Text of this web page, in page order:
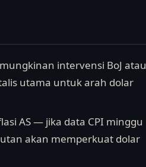
intervensi BoJ atau
utama untuk arah dolar
AS — jika data CPI minggu
akan memperkuat dolar